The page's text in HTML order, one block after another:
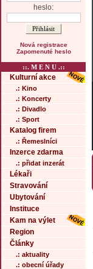
heslo:
Nová registrace
Zapomenuté heslo
::. M E N U .::
Kulturní akce
.: Kino
.: Koncerty
.: Divadlo
.: Sport
Katalog firem
.: Řemeslníci
Inzerce zdarma
.: přidat inzerát
Lékaři
Stravování
Ubytování
Instituce
Kam na výlet
Region
Články
.: aktuality
.: obecní úřady